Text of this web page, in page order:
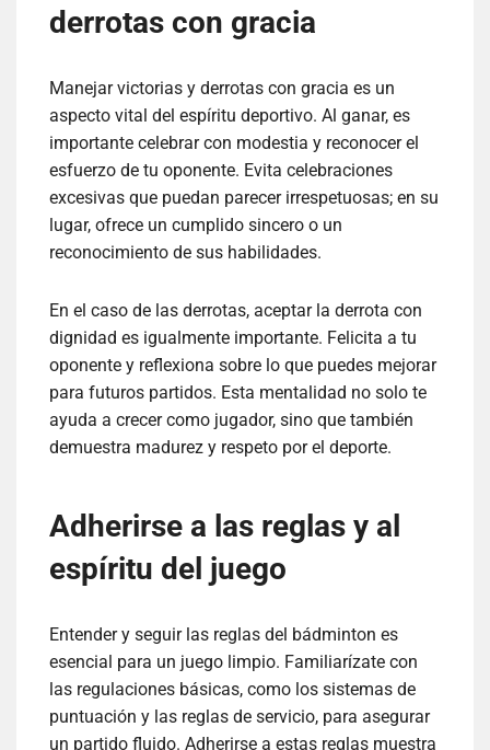
derrotas con gracia
Manejar victorias y derrotas con gracia es un
aspecto vital del espíritu deportivo. Al ganar, es
importante celebrar con modestia y reconocer el
esfuerzo de tu oponente. Evita celebraciones
excesivas que puedan parecer irrespetuosas; en su
lugar, ofrece un cumplido sincero o un
reconocimiento de sus habilidades.
En el caso de las derrotas, aceptar la derrota con
dignidad es igualmente importante. Felicita a tu
oponente y reflexiona sobre lo que puedes mejorar
para futuros partidos. Esta mentalidad no solo te
ayuda a crecer como jugador, sino que también
demuestra madurez y respeto por el deporte.
Adherirse a las reglas y al
espíritu del juego
Entender y seguir las reglas del bádminton es
esencial para un juego limpio. Familiarízate con
las regulaciones básicas, como los sistemas de
puntuación y las reglas de servicio, para asegurar
un partido fluido. Adherirse a estas reglas muestra